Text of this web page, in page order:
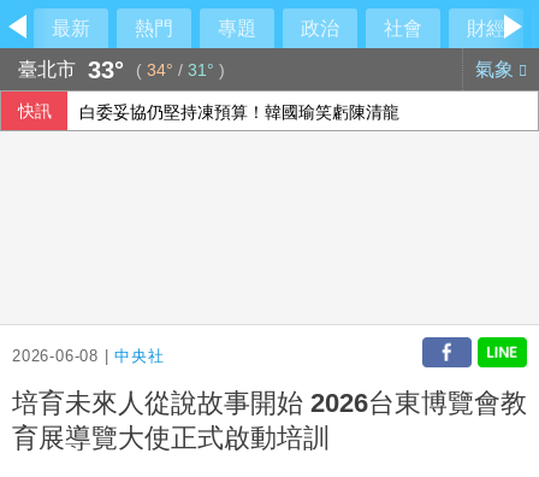
最新 熱門 專題 政治 社會
財經
臺北市 33° ( 34° / 31° ) 氣象
快訊 白委妥協仍堅持凍預算！韓國瑜笑虧陳清龍
2026-06-08 |中央社
培育未來人從說故事開始 2026台東博覽會教
育展導覽大使正式啟動培訓